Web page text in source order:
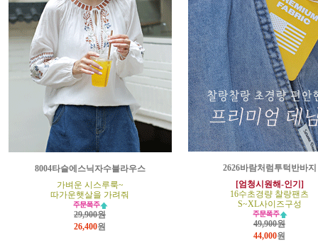
8004타슬에스닉자수블라우스
가벼운 시스루룩~
따가운햇살을 가려줘
29,900원
26,400원
2626바람처럼투턱반바지
[엄청시원해-인기]
16수초경량 찰랑팬츠
S~XL사이즈구성
49,900원
44,000원